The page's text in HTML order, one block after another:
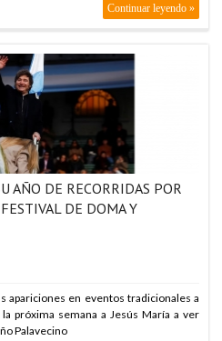
Continuar leyendo »
AÑO DE RECORRIDAS POR
DE DOMA Y
apariciones en eventos tradicionales a
próxima semana a Jesús María a ver
Palavecino